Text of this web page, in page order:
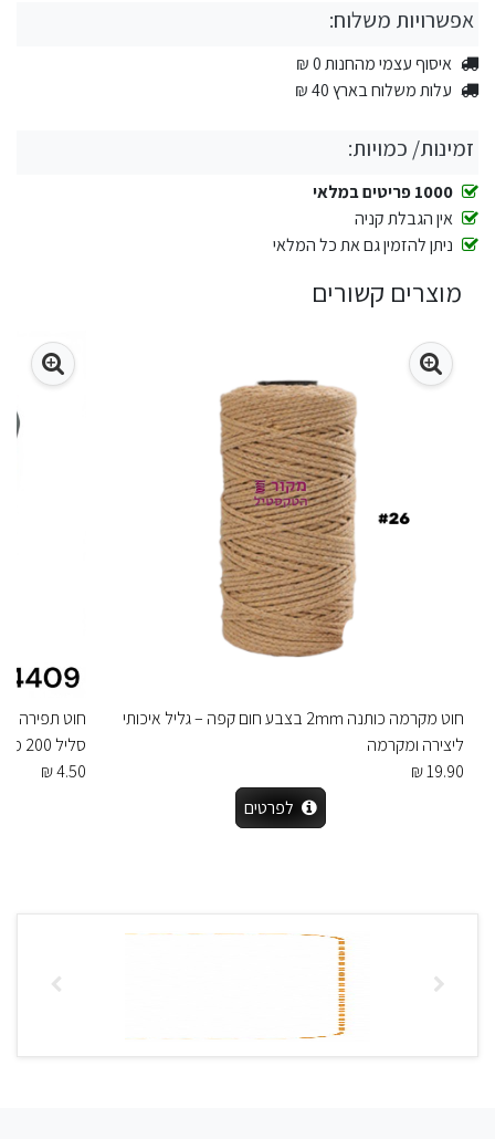
אפשרויות משלוח:
איסוף עצמי מהחנות 0 ₪
עלות משלוח בארץ 40 ₪
זמינות/ כמויות:
1000 פריטים במלאי
אין הגבלת קניה
ניתן להזמין גם את כל המלאי
מוצרים קשורים
חוט מקרמה כותנה 2mm בצבע חום קפה – גליל איכותי
ליצירה ומקרמה
19.90 ₪
לפרטים
סליל 200 מטר לתפירה ידנית ובמכונה
4.50 ₪